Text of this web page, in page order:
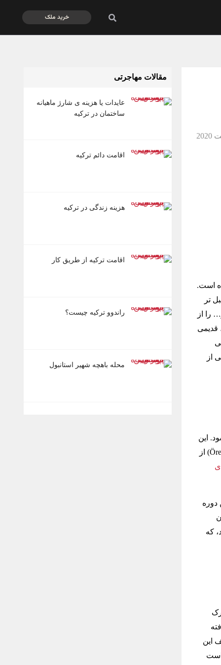
خرید ملک
است.
تر
را از
قدیمی
از
این
منطقه باستانی در ۱۸ کیلومتری مرکز شهر قرار دارد. گوبکلی تپه در روستای اؤرنجیک (Örencik) از
دوره
که
این
است
مقالات مهاجرتی
عایدات یا هزینه ی شارژ ماهیانه
ساختمان در ترکیه
اقامت دائم ترکیه
هزینه زندگی در ترکیه
اقامت ترکیه از طریق کار
راندوو ترکیه چیست؟
محله باهچه شهیر استانبول